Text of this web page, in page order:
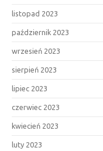
listopad 2023
październik 2023
wrzesień 2023
sierpień 2023
lipiec 2023
czerwiec 2023
kwiecień 2023
luty 2023